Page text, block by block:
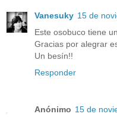
Vanesuky 15 de
Este osobuco tiene
Gracias por alegrar
Un besín!!
Responder
Anónimo 15 de